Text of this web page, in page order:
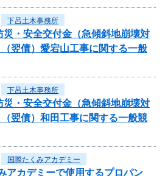
下呂土木事務所
災・安全交付金（急傾斜地崩壊対
翌債）愛宕山工事に関する一般
下呂土木事務所
災・安全交付金（急傾斜地崩壊対
翌債）和田工事に関する一般競
国際たくみアカデミー
アカデミーで使用するプロパン